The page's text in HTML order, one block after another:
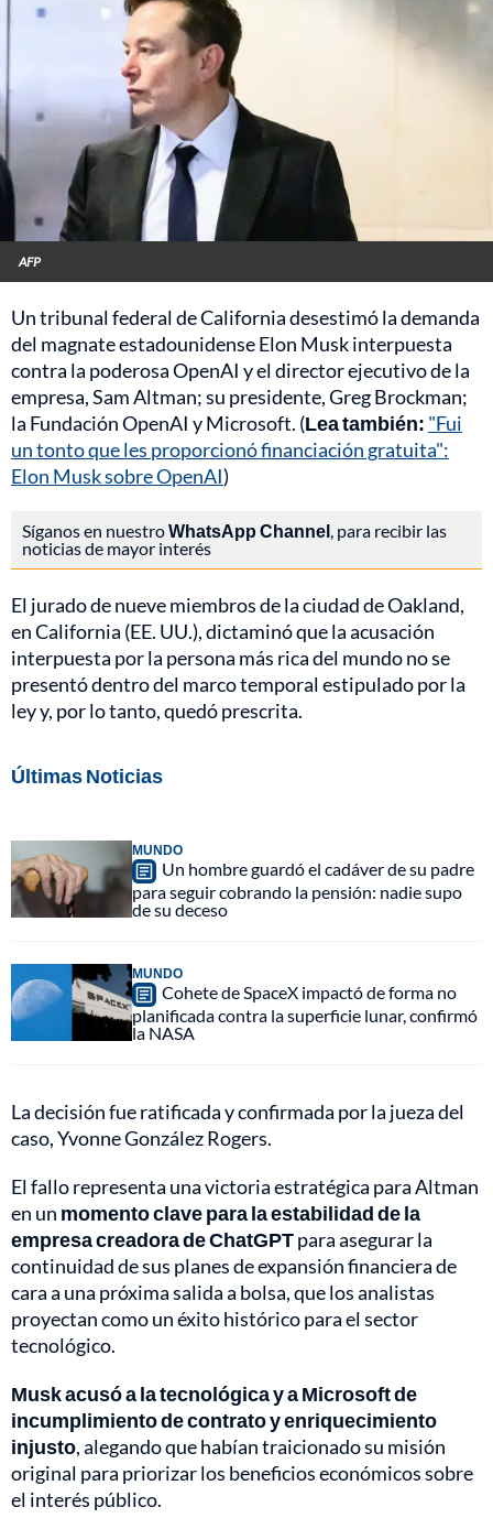
AFP
Un tribunal federal de California desestimó la demanda
del magnate estadounidense Elon Musk interpuesta
contra la poderosa OpenAI y el director ejecutivo de la
empresa, Sam Altman; su presidente, Greg Brockman;
la Fundación OpenAI y Microsoft. (Lea también: "Fui
un tonto que les proporcionó financiación gratuita":
Elon Musk sobre OpenAI)
Síganos en nuestroWhatsApp Channel, para recibir las
noticias de mayor interés
El jurado de nueve miembros de la ciudad de Oakland,
en California (EE. UU.), dictaminó que la acusación
interpuesta por la persona más rica del mundo no se
presentó dentro del marco temporal estipulado por la
ley y, por lo tanto, quedó prescrita.
Últimas Noticias
MUNDO
Un hombre guardó el cadáver de su padre
para seguir cobrando la pensión: nadie supo
de su deceso
MUNDO
Cohete de SpaceX impactó de forma no
planificada contra la superficie lunar, confirmó
la NASA
La decisión fue ratificada y confirmada por la jueza del
caso, Yvonne González Rogers.
El fallo representa una victoria estratégica para Altman
en un momento clave para la estabilidad de la
empresa creadora de ChatGPTpara asegurar la
continuidad de sus planes de expansión financiera de
cara a una próxima salida a bolsa, que los analistas
proyectan como un éxito histórico para el sector
tecnológico.
Musk acusó a la tecnológica y a Microsoft de
incumplimiento de contrato y enriquecimiento
injusto, alegando que habían traicionado su misión
original para priorizar los beneficios económicos sobre
el interés público.